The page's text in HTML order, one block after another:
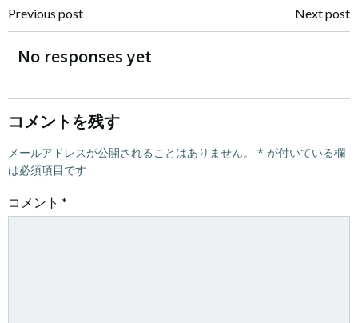
投
稿
ナ
ビ
ゲ
ー
Previous post
ナ
ゲ
Next post
No responses yet
コメントを残す
メールアドレスが公開されることはありません。 * が付いている欄
は必須項目です
コメント *